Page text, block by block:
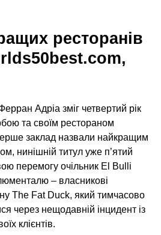
ресторанів
Адріа зміг четвертий рік
та своїм рестораном
заклад назвали найкращим
нинішній титул уже п’ятий
перемогу очільник El Bulli
– власникові
The Fat Duck, який тимчасово
через нещодавній інцидент із
клієнтів.